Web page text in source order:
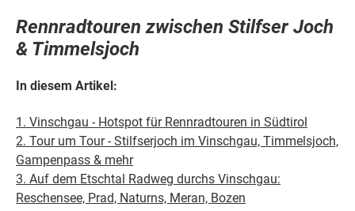
Rennradtouren zwischen Stilfser Joch
& Timmelsjoch
In diesem Artikel:
1. Vinschgau - Hotspot für Rennradtouren in Südtirol
2. Tour um Tour - Stilfserjoch im Vinschgau, Timmelsjoch,
Gampenpass & mehr
3. Auf dem Etschtal Radweg durchs Vinschgau:
Reschensee, Prad, Naturns, Meran, Bozen